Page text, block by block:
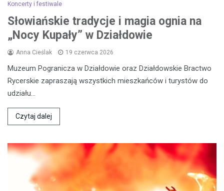
Koncerty i festiwale
Słowiańskie tradycje i magia ognia na
„Nocy Kupały” w Działdowie
Anna Cieślak 19 czerwca 2026
Muzeum Pogranicza w Działdowie oraz Działdowskie Bractwo
Rycerskie zapraszają wszystkich mieszkańców i turystów do
udziału…
Czytaj dalej